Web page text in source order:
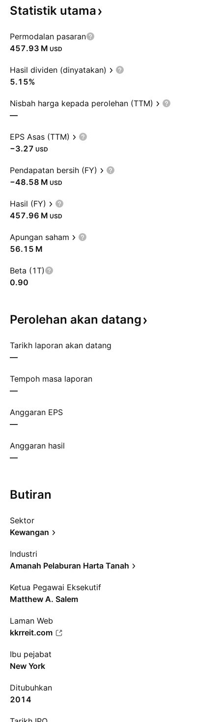
Statistik utama
Permodalan pasaran
‪457.93 M‬ USD
Hasil dividen (dinyatakan)
5.15%
Nisbah harga kepada perolehan (TTM)
—
EPS Asas (TTM)
−3.27 USD
Pendapatan bersih (FY)
‪−48.58 M‬ USD
Hasil (FY)
‪457.96 M‬ USD
Apungan saham
‪56.15 M‬
Beta (1T)
0.90
Perolehan akan datang
Tarikh laporan akan datang
—
Tempoh masa laporan
—
Anggaran EPS
—
Anggaran hasil
—
Butiran
Sektor
Kewangan
Industri
Amanah Pelaburan Harta Tanah
Ketua Pegawai Eksekutif
Matthew A. Salem
Laman Web
kkrreit.com
Ibu pejabat
New York
Ditubuhkan
2014